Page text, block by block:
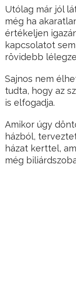
Utólag már jól
még ha
értékeljen
kapcsolatot
rövidebb
Sajnos nem
tudta, hogy az
is elfogadja.
Amikor úgy
házból,
házat kerttel,
még